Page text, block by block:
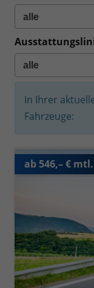
In Ihrer
Fahrzeuge:
ab 546,– € mtl.